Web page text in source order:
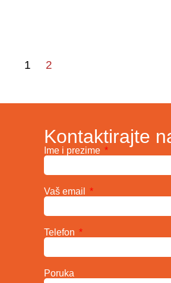
1 2
Kontaktirajte
Ime i prezime
Vaš email
Telefon
Poruka